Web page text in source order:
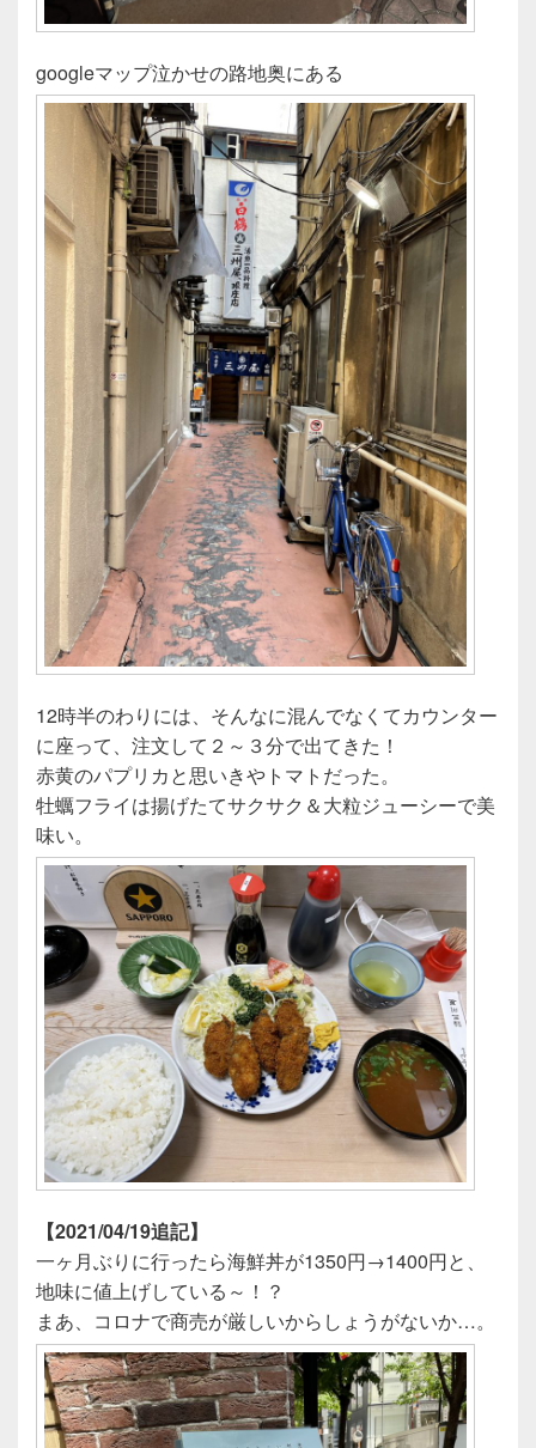
googleマップ泣かせの路地奥にある
12時半のわりには、そんなに混んでなくてカウンター
に座って、注文して２～３分で出てきた！
赤黄のパプリカと思いきやトマトだった。
牡蠣フライは揚げたてサクサク＆大粒ジューシーで美
味い。
【2021/04/19追記】
一ヶ月ぶりに行ったら海鮮丼が1350円→1400円と、
地味に値上げしている～！？
まあ、コロナで商売が厳しいからしょうがないか…。